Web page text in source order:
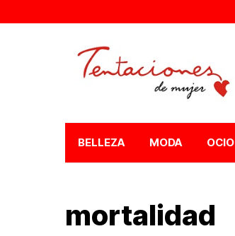
BELLEZA MODA OCIO
mortalidad